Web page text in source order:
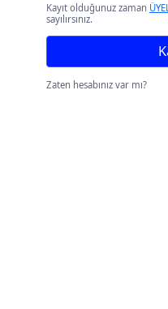
Kayıt olduğunuz zaman
sayılırsınız.
Zaten hesabınız var mı?